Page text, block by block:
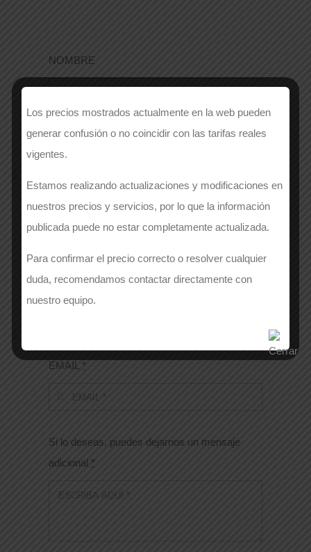
NOMBRE
EMPRESA*
APELLIDOS *
EMAIL *
Si lo deseas, puedes dejarnos un mensaje
adicional *
Los precios mostrados actualmente en la web pueden
generar confusión o no coincidir con las tarifas reales
vigentes.
Estamos realizando actualizaciones y modificaciones en
nuestros precios y servicios, por lo que la información
publicada puede no estar completamente actualizada.
Para confirmar el precio correcto o resolver cualquier
duda, recomendamos contactar directamente con
nuestro equipo.